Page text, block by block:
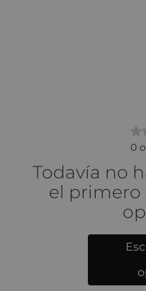
0
Todavía no
el primero